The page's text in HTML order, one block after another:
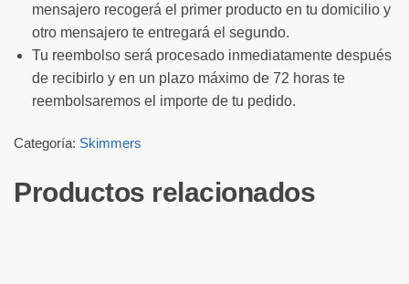
mensajero recogerá el primer producto en tu domicilio y
otro mensajero te entregará el segundo.
Tu reembolso será procesado inmediatamente después
de recibirlo y en un plazo máximo de 72 horas te
reembolsaremos el importe de tu pedido.
Categoría: Skimmers
Productos relacionados